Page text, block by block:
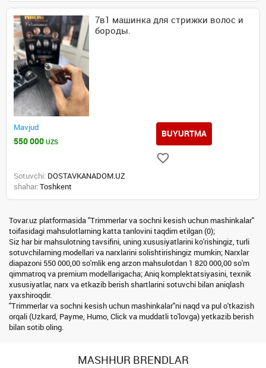
7в1 машинка для стрижки волос и
бороды.
Mavjud
550 000 UZS
BUYURTMA
Sotuvchi: DOSTAVKANADOM.UZ
shahar: Toshkent
Tovar.uz platformasida "Trimmerlar va sochni kesish uchun mashinkalar"
toifasidagi mahsulotlarning katta tanlovini taqdim etilgan (0);
Siz har bir mahsulotning tavsifini, uning xususiyatlarini ko'rishingiz, turli
sotuvchilarning modellari va narxlarini solishtirishingiz mumkin; Narxlar
diapazoni 550 000,00 so'mlik eng arzon mahsulotdan 1 820 000,00 so'm
qimmatroq va premium modellarigacha; Aniq komplektatsiyasini, texnik
xususiyatlar, narx va etkazib berish shartlarini sotuvchi bilan aniqlash
yaxshiroqdir.
"Trimmerlar va sochni kesish uchun mashinkalar"ni naqd va pul o'tkazish
orqali (Uzkard, Payme, Humo, Click va muddatli to'lovga) yetkazib berish
bilan sotib oling.
MASHHUR BRENDLAR